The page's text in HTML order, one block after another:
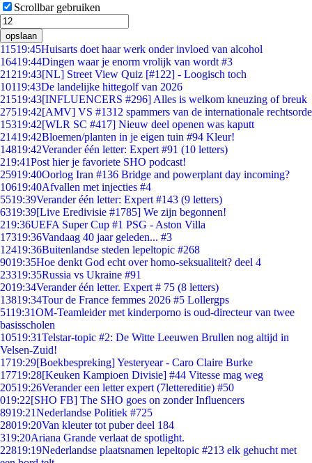
Scrollbar gebruiken
opslaan
11519:45Huisarts doet haar werk onder invloed van alcohol
16419:44Dingen waar je enorm vrolijk van wordt #3
21219:43[NL] Street View Quiz [#122] - Loogisch toch
10119:43De landelijke hittegolf van 2026
21519:43[INFLUENCERS #296] Alles is welkom kneuzing of breuk
27519:42[AMV] VS #1312 spammers van de internationale rechtsorde
15319:42[WLR SC #417] Nieuw deel openen was kaputt
21419:42Bloemen/planten in je eigen tuin #94 Kleur!
14819:42Verander één letter: Expert #91 (10 letters)
219:41Post hier je favoriete SHO podcast!
25919:40Oorlog Iran #136 Bridge and powerplant day incoming?
10619:40Afvallen met injecties #4
5519:39Verander één letter: Expert #143 (9 letters)
6319:39[Live Eredivisie #1785] We zijn begonnen!
219:36UEFA Super Cup #1 PSG - Aston Villa
17319:36Vandaag 40 jaar geleden... #3
12419:36Buitenlandse steden lepeltopic #268
9019:35Hoe denkt God echt over homo-seksualiteit? deel 4
23319:35Russia vs Ukraine #91
2019:34Verander één letter. Expert # 75 (8 letters)
13819:34Tour de France femmes 2026 #5 Lollergps
5119:31OM-Teamleider met kinderporno is oud-directeur van twee
basisscholen
10519:31Telstar-topic #2: De Witte Leeuwen Brullen nog altijd in
Velsen-Zuid!
1719:29[Boekbespreking] Yesteryear - Caro Claire Burke
17719:28[Keuken Kampioen Divisie] #44 Vitesse mag weg
20519:26Verander een letter expert (7lettereditie) #50
019:22[SHO FB] The SHO goes on zonder Influencers
8919:21Nederlandse Politiek #725
28019:20Van kleuter tot puber deel 184
319:20Ariana Grande verlaat de spotlight.
22819:19Nederlandse plaatsnamen lepeltopic #213 elk gehucht met